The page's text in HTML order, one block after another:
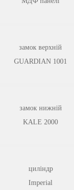
замок верхній
GUARDIAN 1001
замок нижній
KALE 2000
циліндр
Imperial